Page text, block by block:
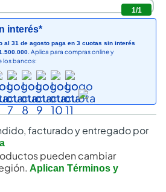
1/1
interés*
al 31 de agosto paga en 3 cuotas sin interés
Aplica para compras online y
los bancos:
facturado y entregado por
pueden cambiar
Aplican Términos y